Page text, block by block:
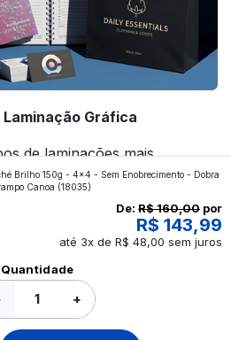
Gráfica
de laminações mais
da gráfica FuturaIM? Então,
revelar para você!
Brilho 150g - 4x4 - Sem Enobrecimento - Dobra
Canoa (18035)
De: R$ 160,00 por
R$ 143,99
até 3x de R$ 48,00 sem juros
Quantidade
+